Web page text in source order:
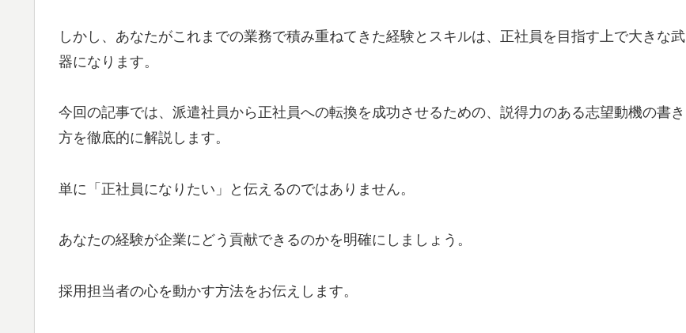
しかし、あなたがこれまでの業務で積み重ねてきた経験とスキルは、正社員を目指す上で大きな武
器になります。
今回の記事では、派遣社員から正社員への転換を成功させるための、説得力のある志望動機の書き
方を徹底的に解説します。
単に「正社員になりたい」と伝えるのではありません。
あなたの経験が企業にどう貢献できるのかを明確にしましょう。
採用担当者の心を動かす方法をお伝えします。